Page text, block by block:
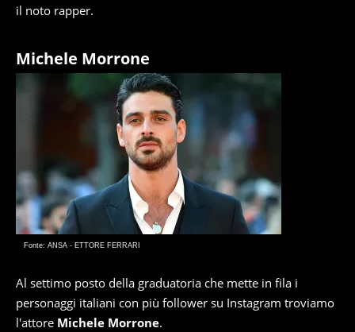
il noto rapper.
Michele Morrone
Fonte: ANSA - ETTORE FERRARI
Al settimo posto della graduatoria che mette in fila i
personaggi italiani con più follower su Instagram troviamo
l'attore Michele Morrone.